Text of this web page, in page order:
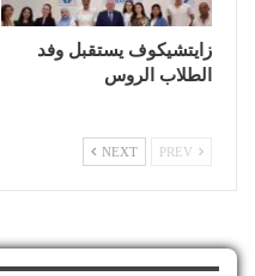
زايتشيكوف يستقبل وفد
الطلاب الروس
NEXT